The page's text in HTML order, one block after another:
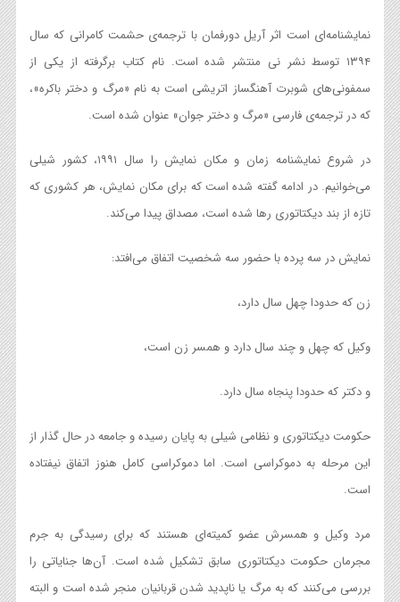
نمایشنامه‌ای است اثر آریل دورفمان با ترجمه‌ی حشمت کامرانی که سال
۱۳۹۴ توسط نشر نی منتشر شده است. نام کتاب برگرفته از یکی از
سمفونی‌های شوبرت آهنگساز اتریشی است به نام «مرگ و دختر باکره»،
که در ترجمه‌ی فارسی «مرگ و دختر جوان» عنوان شده است.
در شروع نمایشنامه زمان و مکان نمایش را سال ۱۹۹۱، کشور شیلی
می‌خوانیم. در ادامه گفته شده است که برای مکان نمایش، هر کشوری که
تازه از بند دیکتاتوری رها شده است، مصداق پیدا می‌کند.
نمایش در سه پرده با حضور سه شخصیت اتفاق می‌افتد:
زن که حدودا چهل سال دارد،
وکیل که چهل و چند سال دارد و همسر زن است،
و دکتر که حدودا پنجاه سال دارد.
حکومت دیکتاتوری و نظامی شیلی به پایان رسیده و جامعه در حال گذار از
این مرحله به دموکراسی است. اما دموکراسی کامل هنوز اتفاق نیفتاده
است.
مرد وکیل و همسرش عضو کمیته‌ای هستند که برای رسیدگی به جرم
مجرمان حکومت دیکتاتوری سابق تشکیل شده است. آن‌ها جنایاتی را
بررسی می‌کنند که به مرگ یا ناپدید شدن قربانیان منجر شده است و البته